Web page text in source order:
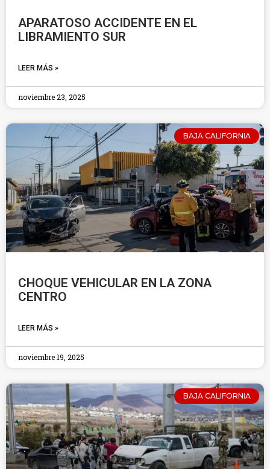
APARATOSO ACCIDENTE EN EL
LIBRAMIENTO SUR
LEER MÁS »
noviembre 23, 2025
BAJA CALIFORNIA
CHOQUE VEHICULAR EN LA ZONA
CENTRO
LEER MÁS »
noviembre 19, 2025
BAJA CALIFORNIA